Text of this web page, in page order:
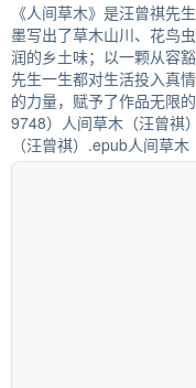
《人间草木》是汪曾祺先
墨写出了草木山川、花鸟
润的乡土味；以一颗从容
先生一生都对生活投入真
的力量，赋予了作品无限
9748）人间草木（汪曾祺
（汪曾祺）.epub人间草木